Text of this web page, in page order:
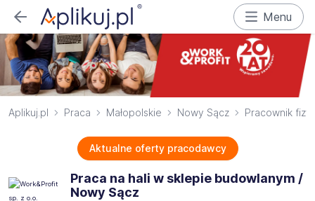
Menu
Aplikuj.pl Praca Małopolskie Nowy Sącz Pracownik
Aktualne oferty pracodawcy
Praca na hali w sklepie budowlanym /
Nowy Sącz